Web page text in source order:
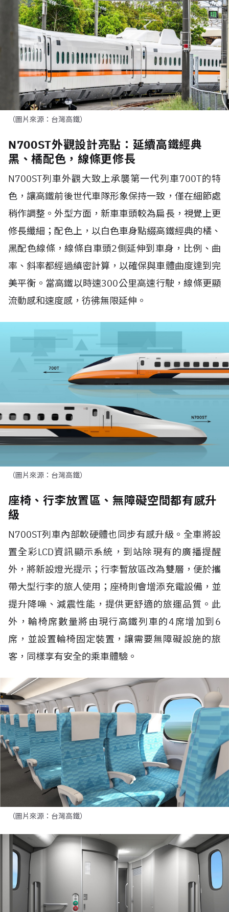
（圖片來源：台灣高鐵）
N700ST外觀設計亮點：延續高鐵經典
黑、橘配色，線條更修長
N700ST列車外觀大致上承襲第一代列車700T的特
色，讓高鐵前後世代車隊形象保持一致，僅在細節處
稍作調整。外型方面，新車車頭較為扁長，視覺上更
修長纖細；配色上，以白色車身點綴高鐵經典的橘、
黑配色線條，線條自車頭2側延伸到車身，比例、曲
率、斜率都經過縝密計算，以確保與車體曲度達到完
美平衡。當高鐵以時速300公里高速行駛，線條更顯
流動感和速度感，彷彿無限延伸。
（圖片來源：台灣高鐵）
座椅、行李放置區、無障礙空間都有感升
級
N700ST列車內部軟硬體也同步有感升級。全車將設
置全彩LCD資訊顯示系統，到站除現有的廣播提醒
外，將新設燈光提示；行李暫放區改為雙層，便於攜
帶大型行李的旅人使用；座椅則會增添充電設備，並
提升降噪、減震性能，提供更舒適的旅運品質。此
外，輪椅席數量將由現行高鐵列車的4席增加到6
席，並設置輪椅固定裝置，讓需要無障礙設施的旅
客，同樣享有安全的乘車體驗。
（圖片來源：台灣高鐵）